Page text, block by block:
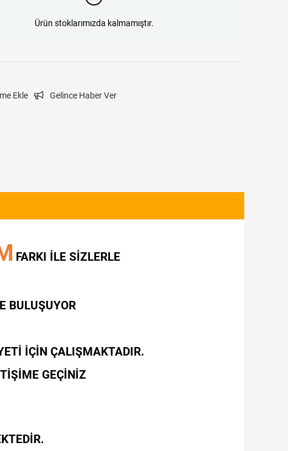
Ürün stoklarımızda kalmamıştır.
Ekle Gelince Haber Ver
FARKI İLE SİZLERLE
BULUŞUYOR
İÇİN ÇALIŞMAKTADIR.
GEÇİNİZ